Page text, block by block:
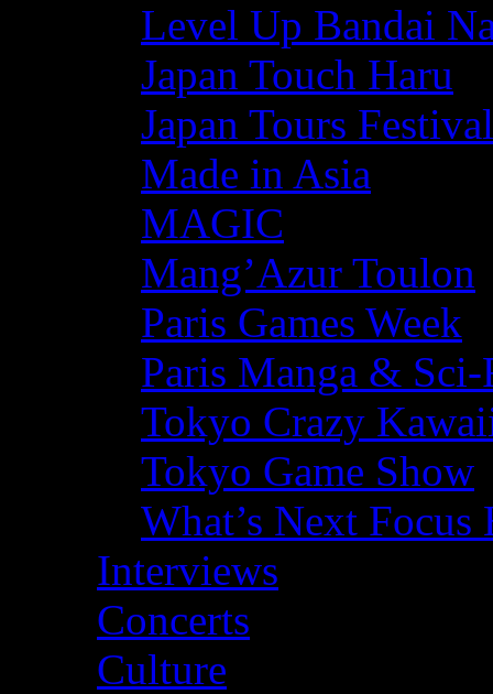
Level Up Bandai
Japan Touch Haru
Japan Tours Festival
Made in Asia
MAGIC
Mang’Azur Toulon
Paris Games Week
Paris Manga &
Tokyo Crazy
Tokyo Game Show
What’s Next
Interviews
Concerts
Culture